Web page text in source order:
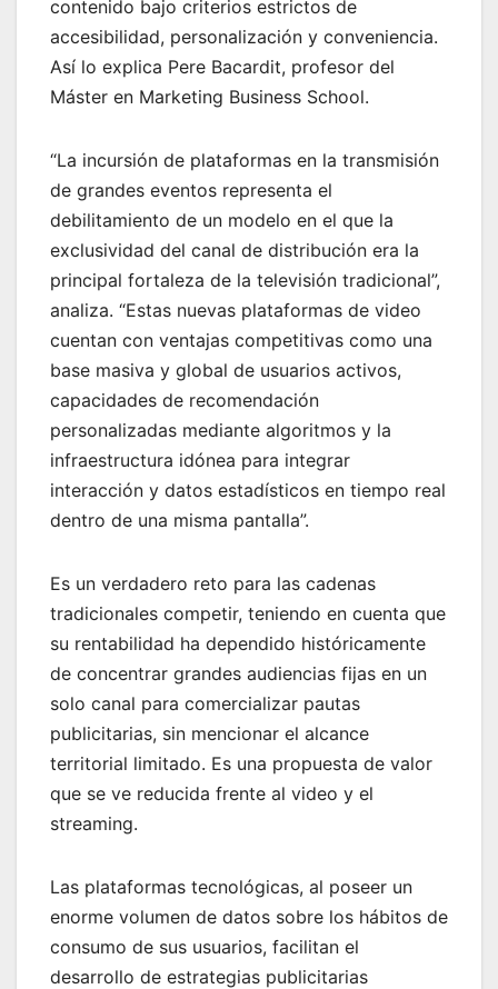
contenido bajo criterios estrictos de
accesibilidad, personalización y conveniencia.
Así lo explica Pere Bacardit, profesor del
Máster en Marketing Business School.
“La incursión de plataformas en la transmisión
de grandes eventos representa el
debilitamiento de un modelo en el que la
exclusividad del canal de distribución era la
principal fortaleza de la televisión tradicional”,
analiza. “Estas nuevas plataformas de video
cuentan con ventajas competitivas como una
base masiva y global de usuarios activos,
capacidades de recomendación
personalizadas mediante algoritmos y la
infraestructura idónea para integrar
interacción y datos estadísticos en tiempo real
dentro de una misma pantalla”.
Es un verdadero reto para las cadenas
tradicionales competir, teniendo en cuenta que
su rentabilidad ha dependido históricamente
de concentrar grandes audiencias fijas en un
solo canal para comercializar pautas
publicitarias, sin mencionar el alcance
territorial limitado. Es una propuesta de valor
que se ve reducida frente al video y el
streaming.
Las plataformas tecnológicas, al poseer un
enorme volumen de datos sobre los hábitos de
consumo de sus usuarios, facilitan el
desarrollo de estrategias publicitarias